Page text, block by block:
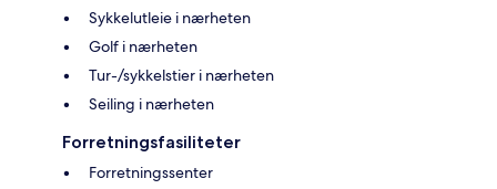
Sykkelutleie i nærheten
Golf i nærheten
Tur-/sykkelstier i nærheten
Seiling i nærheten
Forretningsfasiliteter
Forretningssenter